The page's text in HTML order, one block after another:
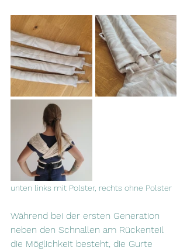
unten links mit Polster, rechts ohne Polster
Während bei der ersten Generation
neben den Schnallen am Rückenteil
die Möglichkeit besteht, die Gurte